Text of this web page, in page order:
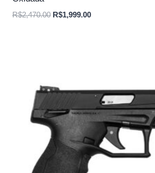
R$2,470.00 O
R$1,999.00O